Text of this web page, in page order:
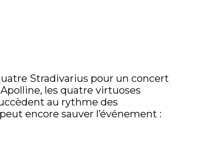
Stradivarius pour un concert
les quatre virtuoses
au rythme des
encore sauver l’événement :